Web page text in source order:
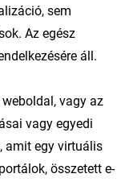
sem
Az egész
áll.
vagy az
vagy egyedi
amit egy virtuális
összetett e-